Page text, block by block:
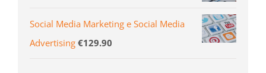
Social Media Marketing e Social Media
Advertising €129.90